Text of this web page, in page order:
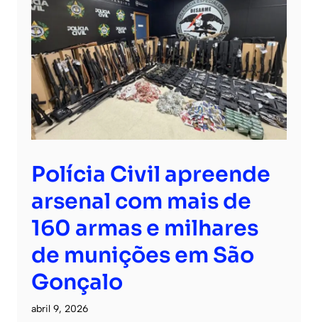
Polícia Civil apreende
arsenal com mais de
160 armas e milhares
de munições em São
Gonçalo
abril 9, 2026